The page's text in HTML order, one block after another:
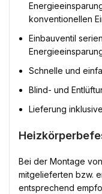
konventionellen
Einbauventil
Schnelle und
Blind- und
Lieferung
Bei der Montage
mitgelieferten bzw.
entsprechend